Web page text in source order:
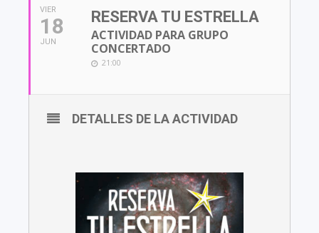
VIER
18
JUN
RESERVA TU ESTRELLA
ACTIVIDAD PARA GRUPO
CONCERTADO
21:00
DETALLES DE LA ACTIVIDAD